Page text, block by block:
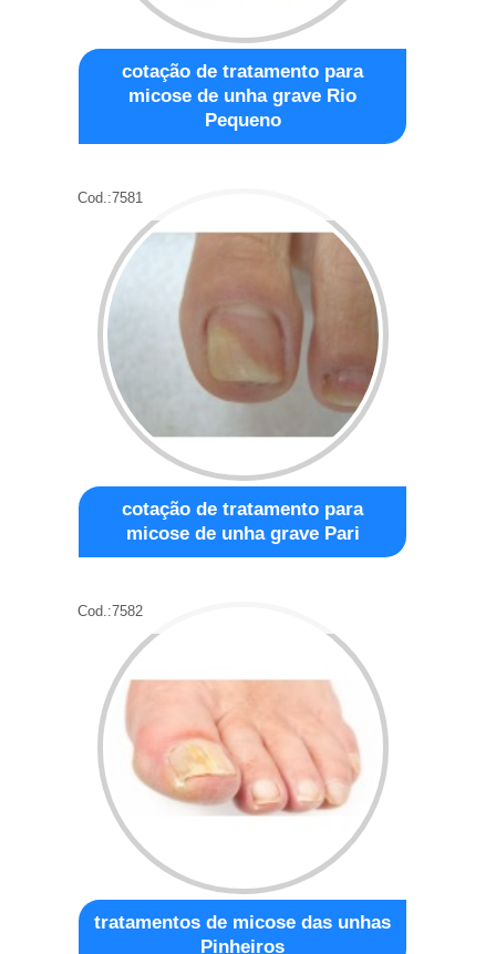
cotação de tratamento para
micose de unha grave Rio
Pequeno
Cod.:7581
cotação de tratamento para
micose de unha grave Pari
Cod.:7582
tratamentos de micose das unhas
Pinheiros